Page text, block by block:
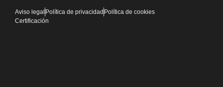
Aviso legal Política de privacidad Política de cookies
Certificación